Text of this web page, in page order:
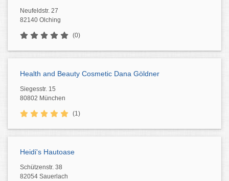
Neufeldstr. 27
82140 Olching
(0)
Health and Beauty Cosmetic Dana Göldner
Siegesstr. 15
80802 München
(1)
Heidi's Hautoase
Schützenstr. 38
82054 Sauerlach